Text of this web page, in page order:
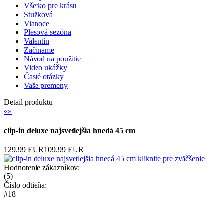
Všetko pre krásu
Stužková
Vianoce
Plesová sezóna
Valentín
Začíname
Návod na použitie
Video ukážky
Časté otázky
Vaše premeny
Detail produktu
«»
clip-in deluxe najsvetlejšia hnedá 45 cm
129.99 EUR109.99 EUR
kliknite pre zväčšenie
Hodnotenie zákazníkov:
(5)
Číslo odtieňa:
#18